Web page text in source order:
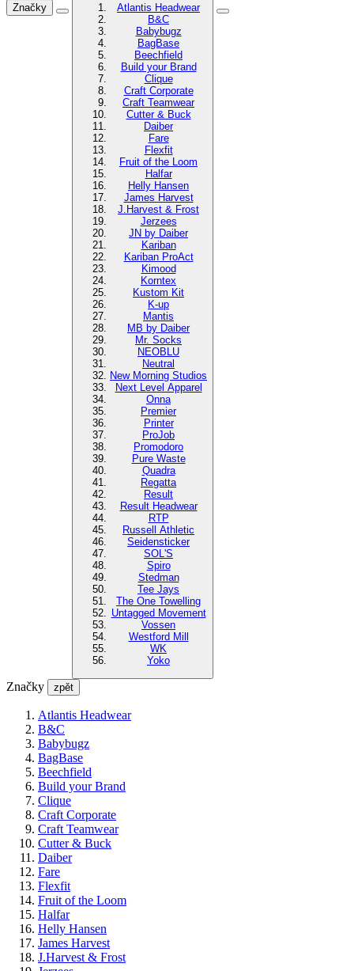
Značky
Atlantis Headwear
B&C
Babybugz
BagBase
Beechfield
Build your Brand
Clique
Craft Corporate
Craft Teamwear
Cutter & Buck
Daiber
Fare
Flexfit
Fruit of the Loom
Halfar
Helly Hansen
James Harvest
J.Harvest & Frost
Jerzees
JN by Daiber
Kariban
Kariban ProAct
Kimood
Korntex
Kustom Kit
K-up
Mantis
MB by Daiber
Mr. Socks
NEOBLU
Neutral
New Morning Studios
Next Level Apparel
Onna
Premier
Printer
ProJob
Promodoro
Pure Waste
Quadra
Regatta
Result
Result Headwear
RTP
Russell Athletic
Seidensticker
SOL'S
Spiro
Stedman
Tee Jays
The One Towelling
Untagged Movement
Vossen
Westford Mill
WK
Yoko
Značky zpět
Atlantis Headwear
B&C
Babybugz
BagBase
Beechfield
Build your Brand
Clique
Craft Corporate
Craft Teamwear
Cutter & Buck
Daiber
Fare
Flexfit
Fruit of the Loom
Halfar
Helly Hansen
James Harvest
J.Harvest & Frost